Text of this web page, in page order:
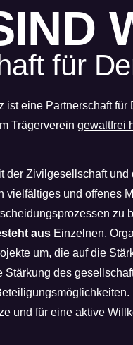
für
ist eine Partnerschaft
Trägerverein gewaltfrei
der Zivilgesellschaft und
vielfältiges und offenes
zu
aus Einzelnen,
um, die auf die
Stärkung des
und für eine aktive